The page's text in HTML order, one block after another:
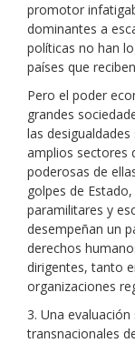
promotor
dominantes a
políticas no han
países que
Pero el poder
grandes
las
amplios sectores
poderosas de
golpes de
paramilitares y
desempeñan un
derechos
dirigentes, tanto
organizaciones
3. Una
transnacionales